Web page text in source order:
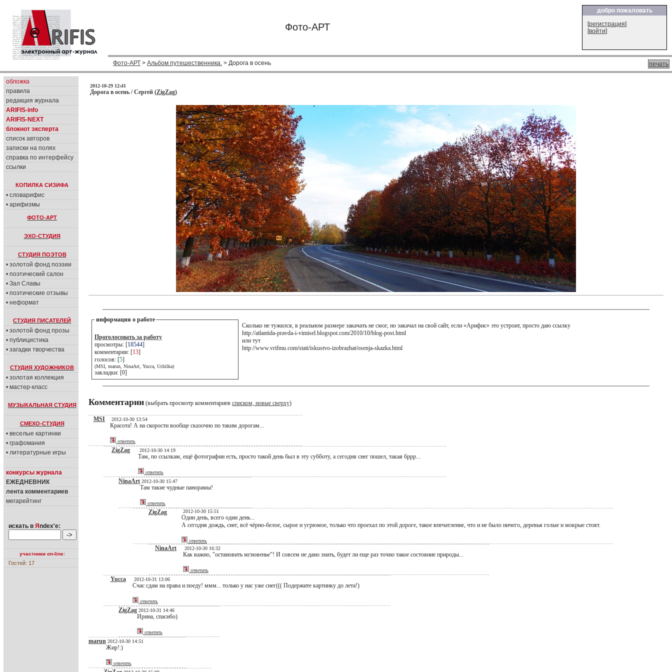
Фото-АРТ
добро пожаловать
[регистрация]
[войти]
печать
Фото-АРТ > Альбом путешественника. > Дорога в осень
обложка
правила
редакция журнала
ARIFIS-info
ARIFIS-NEXT
блокнот эксперта
список авторов
записки на полях
справка по интерфейсу
ссылки
КОПИЛКА СИЗИФА
• словарифис
• арифизмы
ФОТО-АРТ
ЭХО-СТУДИЯ
СТУДИЯ ПОЭТОВ
• золотой фонд поэзии
• поэтический салон
• Зал Славы
• поэтические отзывы
• неформат
СТУДИЯ ПИСАТЕЛЕЙ
• золотой фонд прозы
• публицистика
• загадки творчества
СТУДИЯ ХУДОЖНИКОВ
• золотая коллекция
• мастер-класс
МУЗЫКАЛЬНАЯ СТУДИЯ
СМЕХО-СТУДИЯ
• веселые картинки
• графомания
• литературные игры
конкурсы журнала
ЕЖЕДНЕВНИК
лента комментариев
мегарейтинг
искать в Я ndex'е:
участники on-line:
Гостей: 17
2012-10-29 12:41
Дорога в осень / Сергей (ZigZag)
информация о работе
Проголосовать за работу
просмотры: [18544]
комментарии: [13]
голосов: [5]
(MSI, marun, NinaArt, Yucca, Uchilka)
закладки: [0]
Сколько не тужился, в реальном размере закачать не смог, но закачал на свой сайт, если «Арифис» это устроит, просто даю ссылку
http://atlantida-pravda-i-vimisel.blogspot.com/2010/10/blog-post.html
или тут
http://www.vrifmu.com/stati/iskustvo-izobrazhat/osenja-skazka.html
Комментарии (выбрать просмотр комментариев списком, новые сверху)
MSI 2012-10-30 13:54
Красота! А на скорости вообще сказочно по таким дорогам...
ответить
ZigZag 2012-10-30 14:19
Там, по ссылкам, ещё фотографии есть, просто такой день был в эту субботу, а сегодня снег пошел, такая бррр...
ответить
NinaArt 2012-10-30 15:47
Там такие чудные панорамы!
ответить
ZigZag 2012-10-30 15:51
Один день, всего один день...
А сегодня дождь, снег, всё чёрно-белое, сырое и угрюмое, только что проехал по этой дороге, такое впечатление, что и не было ничего, деревья голые и мокрые стоят.
ответить
NinaArt 2012-10-30 16:32
Как важно, "остановить мгновенье"! И совсем не дано знать, будет ли еще раз точно такое состояние природы...
ответить
Yucca 2012-10-31 13:06
Счас сдам на права и поеду! ммм... только у нас уже снег((( Подержите картинку до лета!)
ответить
ZigZag 2012-10-31 14:46
Ирина, спасибо)
ответить
marun 2012-10-30 14:51
Жир!:)
ответить